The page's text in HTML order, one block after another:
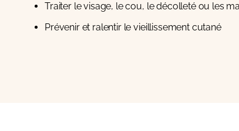
Traiter le visage, le cou, le décolleté ou les
Prévenir et ralentir le vieillissement cutané